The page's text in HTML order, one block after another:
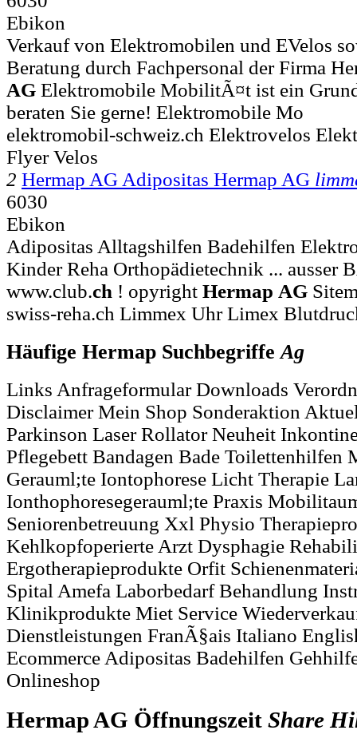
Ebikon
Verkauf von Elektromobilen und EVelos
Beratung durch Fachpersonal der Firma
AG Elektromobile MobilitÃ¤t ist ein
beraten Sie gerne! Elektromobile Mo
elektromobil-schweiz.ch Elektrovelos
Flyer Velos
2 Hermap AG Adipositas Hermap AG
6030
Ebikon
Adipositas Alltagshilfen Badehilfen
Kinder Reha Orthopädietechnik ... ausser
www.club.ch ! opyright Hermap AG
swiss-reha.ch Limmex Uhr Limex
Häufige Hermap SuchbegriffeAg
Links Anfrageformular Downloads
Disclaimer Mein Shop Sonderaktion
Parkinson Laser Rollator Neuheit
Pflegebett Bandagen Bade Toilettenhilfen
Gerauml;te Iontophorese Licht Therapie
Ionthophoresegerauml;te Praxis
Seniorenbetreuung Xxl Physio
Kehlkopfoperierte Arzt Dysphagie
Ergotherapieprodukte Orfit
Spital Amefa Laborbedarf Behandlung
Klinikprodukte Miet Service
Dienstleistungen FranÃ§ais Italiano
Ecommerce Adipositas Badehilfen
Onlineshop
Hermap AG Öffnungszeit Share